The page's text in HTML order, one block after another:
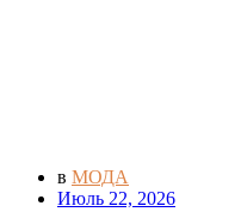
в МОДА
Июль 22, 2026